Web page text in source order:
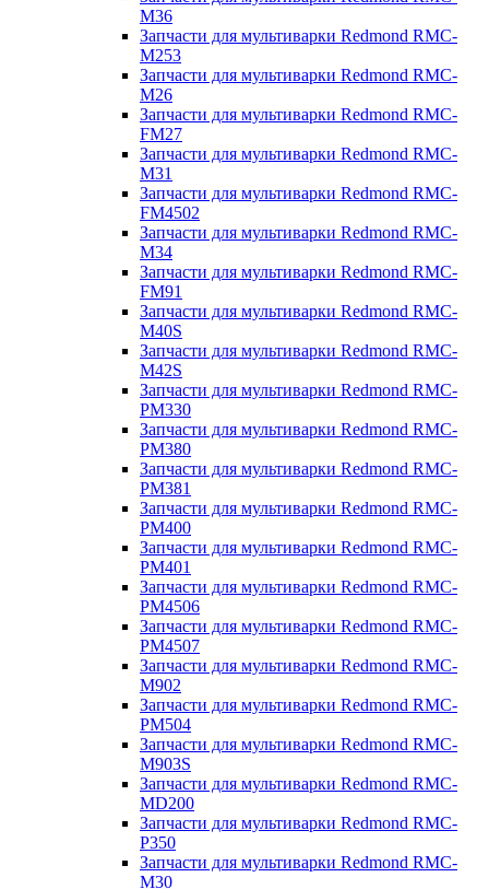
M36
Запчасти для мультиварки Redmond RMC-
M253
Запчасти для мультиварки Redmond RMC-
M26
Запчасти для мультиварки Redmond RMC-
FM27
Запчасти для мультиварки Redmond RMC-
M31
Запчасти для мультиварки Redmond RMC-
FM4502
Запчасти для мультиварки Redmond RMC-
M34
Запчасти для мультиварки Redmond RMC-
FM91
Запчасти для мультиварки Redmond RMC-
M40S
Запчасти для мультиварки Redmond RMC-
M42S
Запчасти для мультиварки Redmond RMC-
PM330
Запчасти для мультиварки Redmond RMC-
PM380
Запчасти для мультиварки Redmond RMC-
PM381
Запчасти для мультиварки Redmond RMC-
PM400
Запчасти для мультиварки Redmond RMC-
PM401
Запчасти для мультиварки Redmond RMC-
PM4506
Запчасти для мультиварки Redmond RMC-
PM4507
Запчасти для мультиварки Redmond RMC-
M902
Запчасти для мультиварки Redmond RMC-
PM504
Запчасти для мультиварки Redmond RMC-
M903S
Запчасти для мультиварки Redmond RMC-
MD200
Запчасти для мультиварки Redmond RMC-
P350
Запчасти для мультиварки Redmond RMC-
M30